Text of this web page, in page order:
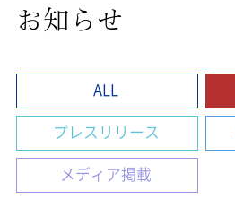
お知らせ
ALL
プレスリリース
メディア掲載